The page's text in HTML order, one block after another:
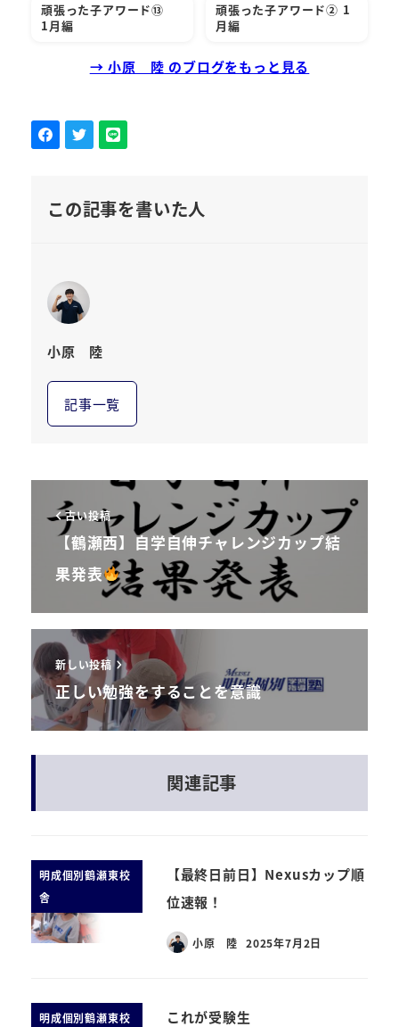
頑張った子アワード⑬
1月編
頑張った子アワード② 1
月編
→ 小原 陸 のブログをもっと見る
この記事を書いた人
小原 陸
記事一覧
古い投稿
【鶴瀬西】自学自伸チャレンジカップ結
果発表
新しい投稿
正しい勉強をすることを意識
関連記事
明成個別鶴瀬東校
舎
【最終日前日】Nexusカップ順
位速報！
小原 陸 2025年7月2日
明成個別鶴瀬東校
これが受験生